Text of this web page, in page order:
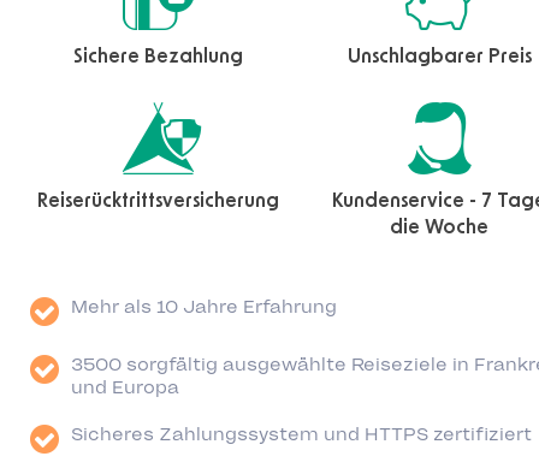
Sichere Bezahlung Unschlagbarer Preis
Reiserücktrittsversicherung
Kundenservice - 7
die Woche
Mehr als 10 Jahre Erfahrung
3500 sorgfältig ausgewählte Reiseziele in
und Europa
Sicheres Zahlungssystem und HTTPS zertifiziert